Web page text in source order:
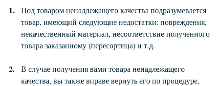
Под товаром ненадлежащего качества подразумевается
товар, имеющий следующие недостатки: повреждения,
некачественный материал, несоответствие полученного
товара заказанному (пересортица) и т.д.
В случае получения вами товара ненадлежащего
качества, вы также вправе вернуть его по процедуре,